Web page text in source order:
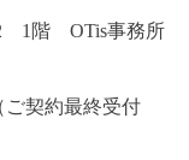
1階 OTis事務所
ご契約最終受付